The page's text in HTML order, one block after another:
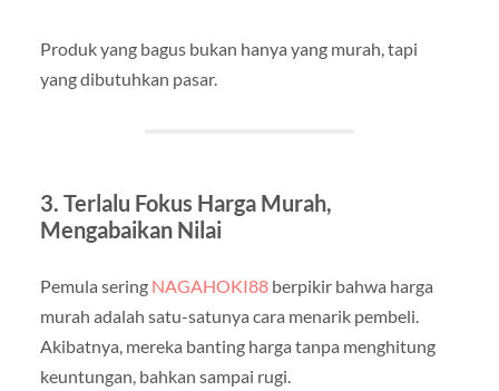
Produk yang bagus bukan hanya yang murah, tapi
yang dibutuhkan pasar.
3. Terlalu Fokus Harga Murah,
Mengabaikan Nilai
Pemula sering NAGAHOKI88berpikir bahwa harga
murah adalah satu-satunya cara menarik pembeli.
Akibatnya, mereka banting harga tanpa menghitung
keuntungan, bahkan sampai rugi.